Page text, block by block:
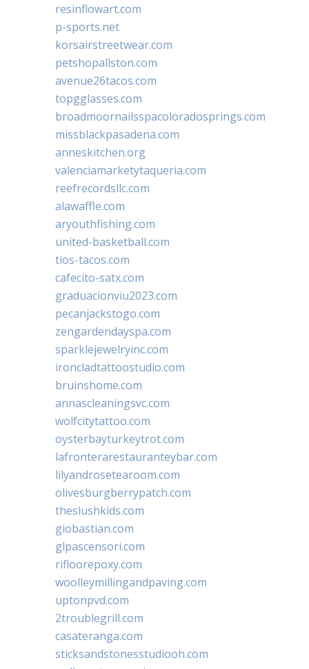
resinflowart.com
p-sports.net
korsairstreetwear.com
petshopallston.com
avenue26tacos.com
topgglasses.com
broadmoornailsspacoloradosprings.com
missblackpasadena.com
anneskitchen.org
valenciamarketytaqueria.com
reefrecordsllc.com
alawaffle.com
aryouthfishing.com
united-basketball.com
tios-tacos.com
cafecito-satx.com
graduacionviu2023.com
pecanjackstogo.com
zengardendayspa.com
sparklejewelryinc.com
ironcladtattoostudio.com
bruinshome.com
annascleaningsvc.com
wolfcitytattoo.com
oysterbayturkeytrot.com
lafronterarestauranteybar.com
lilyandrosetearoom.com
olivesburgberrypatch.com
theslushkids.com
giobastian.com
glpascensori.com
rifloorepoxy.com
woolleymillingandpaving.com
uptonpvd.com
2troublegrill.com
casateranga.com
sticksandstonesstudiooh.com